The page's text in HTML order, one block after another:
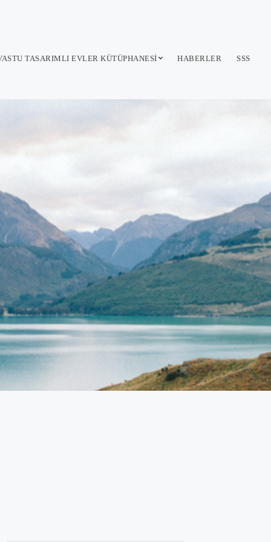
TASARIMLI EVLER KÜTÜPHANESI HABERLER SSS